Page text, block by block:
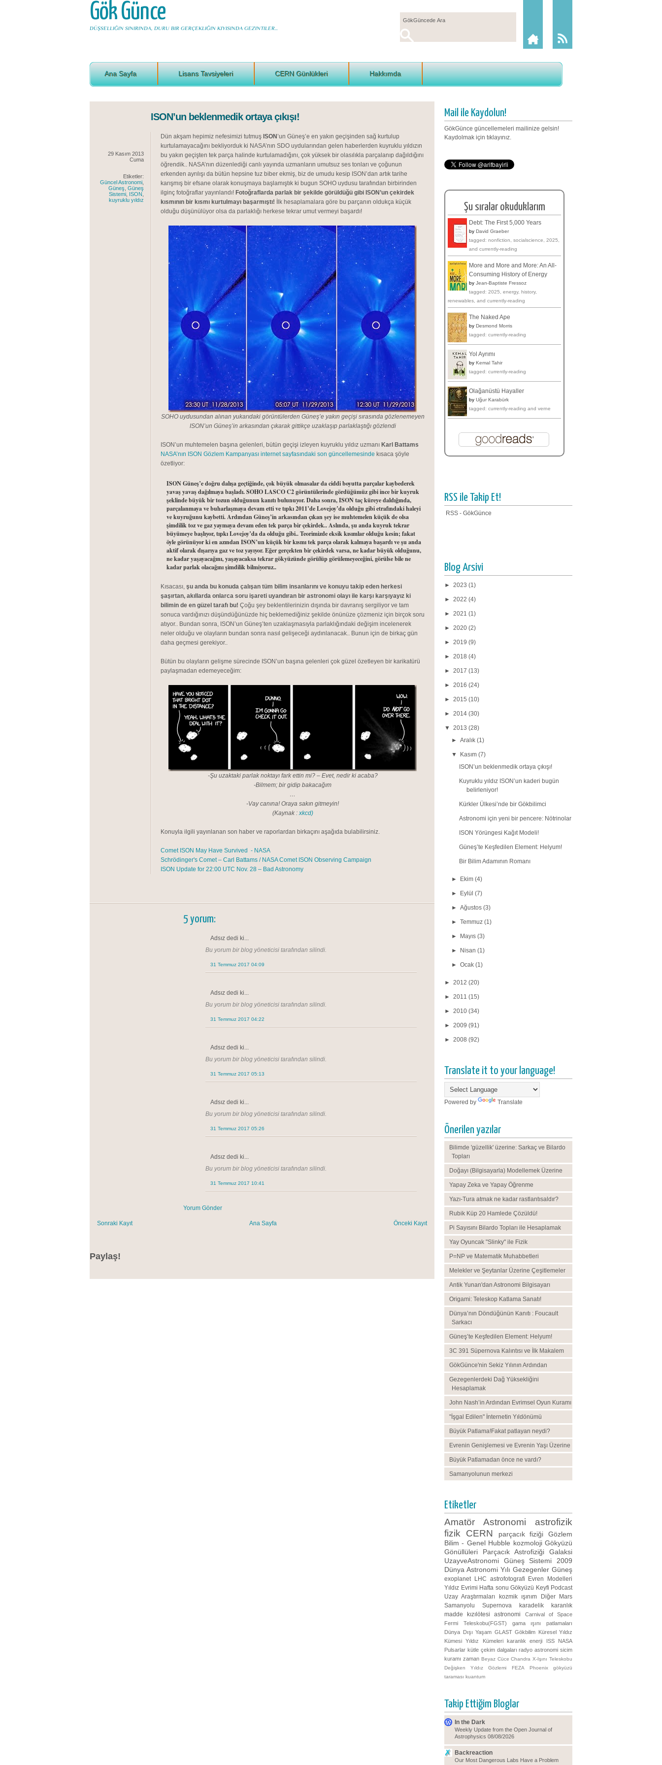
Gök Günce
DÜŞSELLIĞIN SINIRINDA, DURU BIR GERÇEKLIĞIN KIYISINDA GEZINTILER...
Ana Sayfa Lisans Tavsiyeleri CERN Günlükleri Hakkımda
29 Kasım 2013
Cuma
Etiketler:
Güncel Astronomi
Güneş Güneş
Sistemi ISON
kuyruklu yıldız
ISON’un beklenmedik ortaya çıkışı!
Dün akşam hepimiz nefesimizi tutmuş ISON’un Güneş’e en yakın geçişinden sağ kurtulup
kurtulamayacağını bekliyorduk ki NASA’nın SDO uydularından gelen haberlerden kuyruklu yıldızın
bu yakın geçişten tek parça halinde kurtulamadığını, çok yüksek bir olasılıkla parçalanıp dağıldığını
öğrendik.. NASA’nın düzenlediği canlı yayında uzmanların umutsuz ses tonları ve çoğunun
erkenden ayrılışı da bütün hepsine tuz biber ekmiş, biz de umudu kesip ISON’dan artık tarihe
karışmış bir efsane olarak konuşmaya başlamıştık ki bugun SOHO uydusu tarafından birbirinden
ilginç fotoğraflar yayınlandı! Fotoğraflarda parlak bir şekilde görüldüğü gibi ISON’un çekirdek
kısmının bir kısmı kurtulmayı başarmıştı! İlk hesaplamalara göre bu parçanın oldukça küçük
olduğu düşünülüyor olsa da parlaklığı herkese tekrar umut vermeyi başardı!
SOHO uydusundan alınan yukarıdaki görüntülerden Güneş’e yakın geçişi sırasında gözlenemeyen
ISON’un Güneş’in arkasından çıkarak gittikçe uzaklaşıp parlaklaştığı gözlendi
ISON’un muhtemelen başına gelenleri, bütün geçişi izleyen kuyruklu yıldız uzmanı Karl Battams
NASA’nın ISON Gözlem Kampanyası internet sayfasındaki son güncellemesinde kısaca şöyle
özetliyor:
ISON Güneş’e doğru dalışa geçtiğinde, çok büyük olmasalar da ciddi boyutta parçalar kaybederek
yavaş yavaş dağılmaya başladı. SOHO LASCO C2 görüntülerinde gördüğümüz gibi ince bir kuyruk
şeklinde büyük bir tozun olduğunun kanıtı bulunuyor. Daha sonra, ISON taç küreye daldığında,
parçalanmaya ve buharlaşmaya devam etti ve tıpkı 2011’de Lovejoy’da olduğu gibi etrafındaki haleyi
ve kuyruğunu kaybetti. Ardından Güneş’in arkasından çıkan şey ise muhtemelen küçük de olsa
şimdilik toz ve gaz yaymaya devam eden tek parça bir çekirdek.. Aslında, şu anda kuyruk tekrar
büyümeye başlıyor, tıpkı Lovejoy’da da olduğu gibi.. Teorimizde eksik kısımlar olduğu kesin; fakat
öyle görünüyor ki en azından ISON’un küçük bir kısmı tek parça olarak kalmaya başardı ve şu anda
aktif olarak dışarıya gaz ve toz yayıyor. Eğer gerçekten bir çekirdek varsa, ne kadar büyük olduğunu,
ne kadar yaşayacağını, yaşayacaksa tekrar gökyüzünde görülüp görülemeyeceğini, görülse bile ne
kadar parlak olacağını şimdilik bilmiyoruz..
Kısacası, şu anda bu konuda çalışan tüm bilim insanlarını ve konuyu takip eden herkesi
şaşırtan, akıllarda onlarca soru işareti uyandıran bir astronomi olayı ile karşı karşıyayız ki
bilimin de en güzel tarafı bu! Çoğu şey beklentilerinizin dışında bir davranış sergiliyor ve tam
sonuca vardığınızı düşündüğünüzde hiç beklemediğiniz şekilde önünüze çözmeniz için birçok soru
atıyor.. Bundan sonra, ISON’un Güneş’ten uzaklaşmasıyla parlaklığındaki değişim incelenerek
neler olduğu ve olayların bundan sonra nasıl gelişeceği aydınlanacak.. Bunun için de birkaç gün
daha geçmesi gerekiyor..
Bütün bu olayların gelişme sürecinde ISON’un başına gelenleri çok güzel özetleyen bir karikatürü
paylaşmadan edemeyeceğim:
-Şu uzaktaki parlak noktayı fark ettin mi? – Evet, nedir ki acaba?
-Bilmem; bir gidip bakacağım
…
-Vay canına! Oraya sakın gitmeyin!
(Kaynak :xkcd)
Konuyla ilgili yayınlanan son haber ve raporlardan birkaçını aşağıda bulabilirsiniz.
Comet ISON May Have Survived - NASA
Schrödinger's Comet – Carl Battams / NASA Comet ISON Observing Campaign
ISON Update for 22:00 UTC Nov. 28 – Bad Astronomy
5 yorum:
Adsız dedi ki...
Bu yorum bir blog yöneticisi tarafından silindi.
31 Temmuz 2017 04:09
Adsız dedi ki...
Bu yorum bir blog yöneticisi tarafından silindi.
31 Temmuz 2017 04:22
Adsız dedi ki...
Bu yorum bir blog yöneticisi tarafından silindi.
31 Temmuz 2017 05:13
Adsız dedi ki...
Bu yorum bir blog yöneticisi tarafından silindi.
31 Temmuz 2017 05:26
Adsız dedi ki...
Bu yorum bir blog yöneticisi tarafından silindi.
31 Temmuz 2017 10:41
Yorum Gönder
Sonraki Kayıt Önceki Kayıt
Ana Sayfa
Paylaş!
Mail ile Kaydolun!
GökGünce güncellemeleri mailinize gelsin!
Kaydolmak için tıklayınız.
Şu sıralar okuduklarım
Debt: The First 5,000 Years
by David Graeber
tagged: nonfiction, socialscience, 2025,
and currently-reading
More and More and More: An All-
Consuming History of Energy
by Jean-Baptiste Fressoz
tagged: 2025, energy, history,
renewables, and currently-reading
The Naked Ape
by Desmond Morris
tagged: currently-reading
Yol Ayrımı
by Kemal Tahir
tagged: currently-reading
Olağanüstü Hayaller
by Uğur Karabürk
tagged: currently-reading and verne
RSS ile Takip Et!
RSS - GökGünce
Blog Arsivi
► 2023 (1)
► 2022 (4)
► 2021 (1)
► 2020 (2)
► 2019 (9)
► 2018 (4)
► 2017 (13)
► 2016 (24)
► 2015 (10)
► 2014 (30)
▼ 2013 (28)
►Aralık(1)
▼ Kasım(7)
ISON’un beklenmedik ortaya çıkışı!
Kuyruklu yıldız ISON’un kaderi bugün
belirleniyor!
Kürkler Ülkesi’nde bir Gökbilimci
Astronomi için yeni bir pencere: Nötrinolar
ISON Yörüngesi Kağıt Modeli!
Güneş’te Keşfedilen Element: Helyum!
Bir Bilim Adamının Romanı
► Ekim(4)
► Eylül(7)
►Ağustos(3)
►Temmuz(1)
► Mayıs(3)
► Nisan(1)
►Ocak(1)
► 2012 (20)
► 2011 (15)
► 2010 (34)
► 2009 (91)
► 2008 (92)
Translate it to your language!
Powered by Translate
Önerilen yazılar
Bilimde 'güzellik' üzerine: Sarkaç ve Bilardo
Topları
Doğayı (Bilgisayarla) Modellemek Üzerine
Yapay Zeka ve Yapay Öğrenme
Yazı-Tura atmak ne kadar rastlantısaldır?
Rubik Küp 20 Hamlede Çözüldü!
Pi Sayısını Bilardo Topları ile Hesaplamak
Yay Oyuncak "Slinky" ile Fizik
P=NP ve Matematik Muhabbetleri
Melekler ve Şeytanlar Üzerine Çeşitlemeler
Antik Yunan'dan Astronomi Bilgisayarı
Origami: Teleskop Katlama Sanatı!
Dünya’nın Döndüğünün Kanıtı : Foucault
Sarkacı
Güneş’te Keşfedilen Element: Helyum!
3C 391 Süpernova Kalıntısı ve İlk Makalem
GökGünce'nin Sekiz Yılının Ardından
Gezegenlerdeki Dağ Yüksekliğini
Hesaplamak
John Nash’in Ardından Evrimsel Oyun Kuramı
"İşgal Edilen" İnternetin Yıldönümü
Büyük Patlama!Fakat patlayan neydi?
Evrenin Genişlemesi ve Evrenin Yaşı Üzerine
Büyük Patlamadan önce ne vardı?
Samanyolunun merkezi
Etiketler
Amatör Astronomi
astrofizik
fizik
CERN parçacık fiziği
Gözlem
Bilim - Genel Hubble kozmoloji Gökyüzü
Gönüllüleri
Parçacık Astrofiziği
Galaksi
UzayveAstronomi
Güneş Sistemi
2009
Dünya Astronomi Yılı Gezegenler Güneş
exoplanet LHC astrofotografi
Evren Modelleri
Yıldız Evrimi Hafta sonu Gökyüzü Keyfi Podcast
Uzay Araştırmaları
kozmik ışınım Diğer
Mars
Samanyolu
Supernova karadelik
karanlık
madde
kızılötesi astronomi
Carnival of Space
Fermi Teleskobu(FGST)
gama ışını patlamaları
Dünya Dışı Yaşam GLAST Gökbilim Küresel Yıldız
Kümesi
Yıldız Kümeleri karanlık enerji ISS
NASA
Pulsarlar kütle çekim dalgaları radyo astronomi sicim
kuramı zaman Beyaz Cüce Chandra X-Işını Teleskobu
Değişken Yıldız Gözlemi
FEZA Phoenix
gökyüzü
taraması kuantum
Takip Ettiğim Bloglar
In the Dark
Weekly Update from the Open Journal of
Astrophysics 08/08/2026
Backreaction
Our Most Dangerous Labs Have a Problem